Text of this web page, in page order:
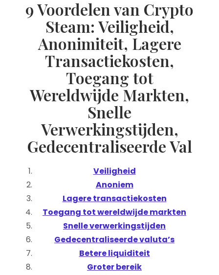
9 Voordelen van Crypto
Steam: Veiligheid,
Anonimiteit, Lagere
Transactiekosten,
Toegang tot
Wereldwijde Markten,
Snelle
Verwerkingstijden,
Gedecentraliseerde Val
Veiligheid
Anoniem
Lagere transactiekosten
Toegang tot wereldwijde markten
Snelle verwerkingstijden
Gedecentraliseerde valuta’s
Betere liquiditeit
Groter bereik